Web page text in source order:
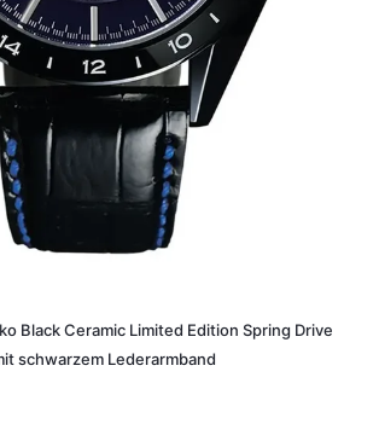
Black Ceramic Limited Edition Spring Drive
schwarzem Lederarmband